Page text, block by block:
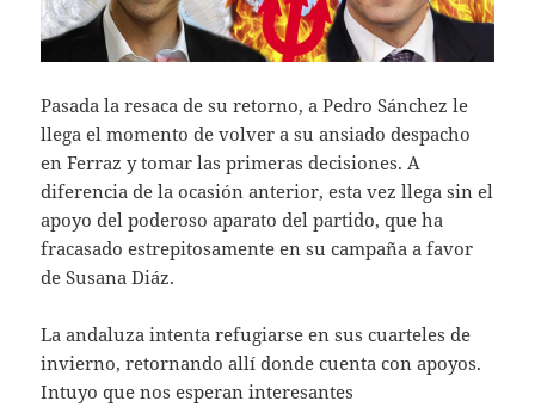
Pasada la resaca de su retorno, a Pedro Sánchez le
llega el momento de volver a su ansiado despacho
en Ferraz y tomar las primeras decisiones. A
diferencia de la ocasión anterior, esta vez llega sin el
apoyo del poderoso aparato del partido, que ha
fracasado estrepitosamente en su campaña a favor
de Susana Diáz.
La andaluza intenta refugiarse en sus cuarteles de
invierno, retornando allí donde cuenta con apoyos.
Intuyo que nos esperan interesantes